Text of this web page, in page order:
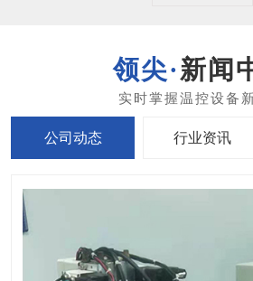
新闻
公司动态 行业资讯